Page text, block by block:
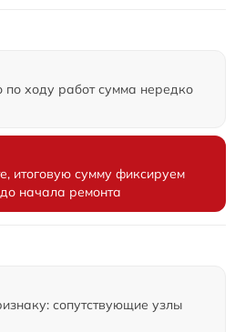
ходу работ сумма нередко
итоговую сумму фиксируем
начала ремонта
сопутствующие узлы